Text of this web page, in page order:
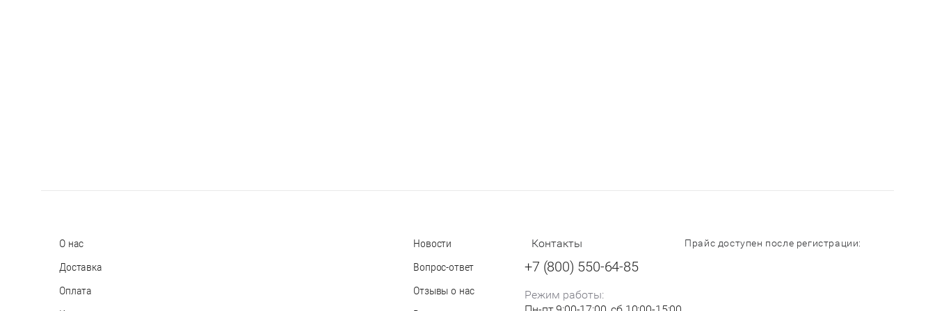
О нас
Доставка
Оплата
Новости
Вопрос-ответ
Отзывы о нас
Контакты
+7 (800) 550-64-85
Режим работы:
Прайс доступен после регистрации: